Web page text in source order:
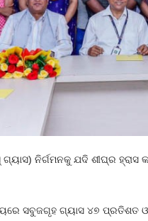
ନିର୍ଗମନକୁ ଯଦି ଶୀଘ୍ର ହ୍ରାସ
ସବୁଜଗୃହ ଗ୍ୟାସ ୪୭